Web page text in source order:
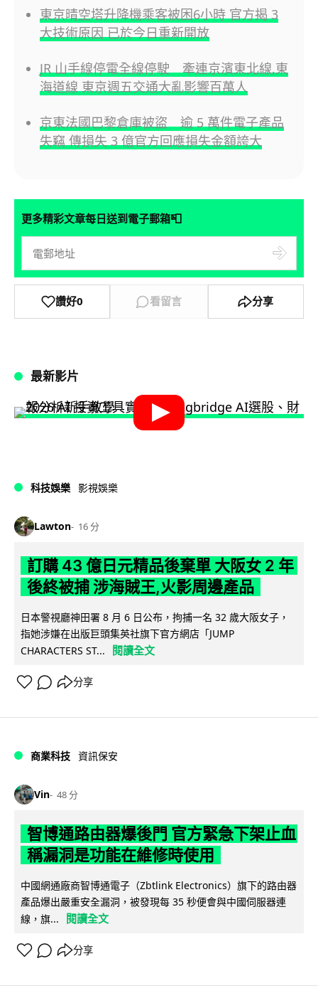
東京晴空塔升降機乘客被困6小時 官方揭 3
大技術原因 已於今日重新開放
JR 山手線停電全線停駛 牽連京濱東北線,東
海道線 東京週五交通大亂影響百萬人
京東法國巴黎倉庫被盜 逾 5 萬件電子產品
失竊 傳損失 3 億官方回應損失金額誇大
更多精彩文章每日送到電子郵箱📮
讚好0 看留言 分享
最新影片
科技娛樂 影視娛樂
Lawton 16 分
訂購 43 億日元精品後棄單 大阪女 2 年
後終被捕 涉海賊王,火影周邊產品
日本警視廳神田署 8 月 6 日公布，拘捕一名 32 歲大阪女子，
指她涉嫌在出版巨頭集英社旗下官方網店「JUMP
CHARACTERS ST...
閱讀全文
分享
商業科技 資訊保安
Vin 48 分
智博通路由器爆後門 官方緊急下架止血
稱漏洞是功能在維修時使用
中國網通廠商智博通電子（Zbtlink Electronics）旗下的路由器
產品爆出嚴重安全漏洞，被發現每 35 秒便會與中國伺服器連
線，旗...
閱讀全文
分享